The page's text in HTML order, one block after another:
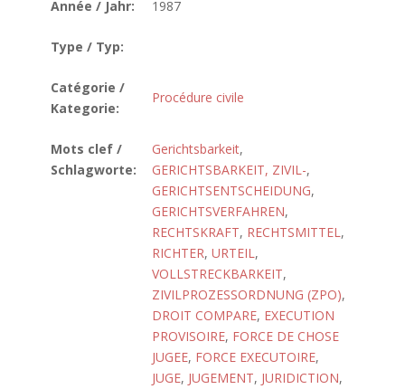
Année / Jahr: 1987
Type / Typ:
Catégorie /
Kategorie:
Procédure civile
Mots clef /
Schlagworte:
Gerichtsbarkeit,
GERICHTSBARKEIT, ZIVIL-,
GERICHTSENTSCHEIDUNG,
GERICHTSVERFAHREN,
RECHTSKRAFT, RECHTSMITTEL,
RICHTER, URTEIL,
VOLLSTRECKBARKEIT,
ZIVILPROZESSORDNUNG (ZPO),
DROIT COMPARE, EXECUTION
PROVISOIRE, FORCE DE CHOSE
JUGEE, FORCE EXECUTOIRE,
JUGE, JUGEMENT, JURIDICTION,